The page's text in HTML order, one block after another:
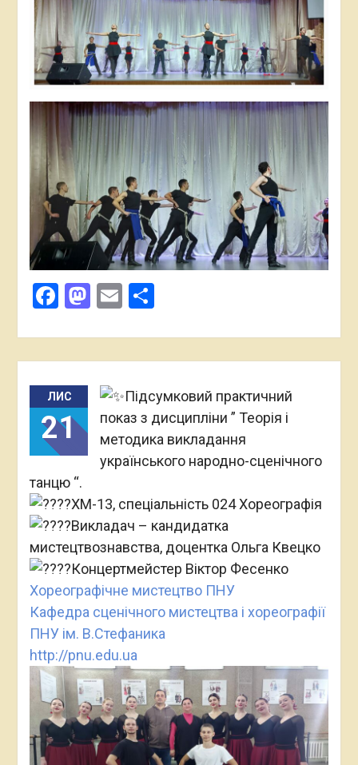
Facebook
Mastodon
EmailПоділитися
ЛИС
21
Підсумковий практичний
показ з дисципліни ” Теорія і
методика викладання
українського народно-сценічного
танцю “.
ХМ-13, спеціальність 024 Хореографія
Викладач – кандидатка
мистецтвознавства, доцентка Ольга Квецко
Концертмейстер Віктор Фесенко
Хореографічне мистецтво ПНУ
Кафедра сценічного мистецтва і хореографії
ПНУ ім. В.Стефаника
http://pnu.edu.ua